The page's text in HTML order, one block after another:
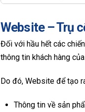
Website – Trụ
Đối với hầu hết các
thông tin khách hàng
Do đó, Website để tạo
Thông tin về sản